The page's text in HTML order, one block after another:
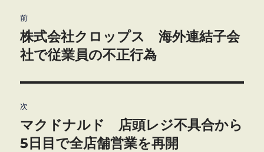
稿
ナ
ビ
ゲ
ー
前
前
の
稿:
株式会社クロップス 海外連結子会
社で従業員の不正行為
次
次
の
マクドナルド 店頭レジ不具合から
5日目で全店舗営業を再開